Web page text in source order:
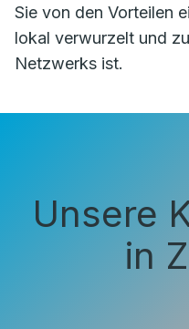
Sie von den Vorteilen
lokal verwurzelt und
Netzwerks ist.
Unsere
in